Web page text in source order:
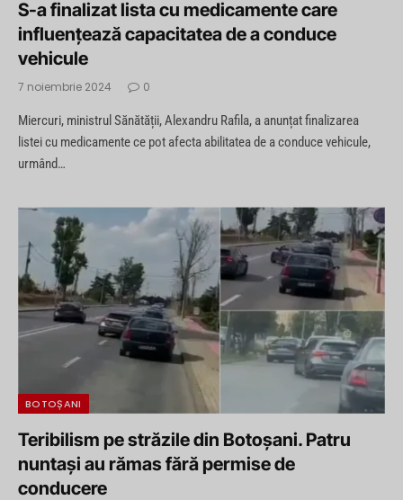
S-a finalizat lista cu medicamente care
influenţează capacitatea de a conduce
vehicule
7 noiembrie 2024 0
Miercuri, ministrul Sănătății, Alexandru Rafila, a anunțat finalizarea
listei cu medicamente ce pot afecta abilitatea de a conduce vehicule,
urmând…
BOTOȘANI
Teribilism pe străzile din Botoşani. Patru
nuntași au rămas fără permise de
conducere